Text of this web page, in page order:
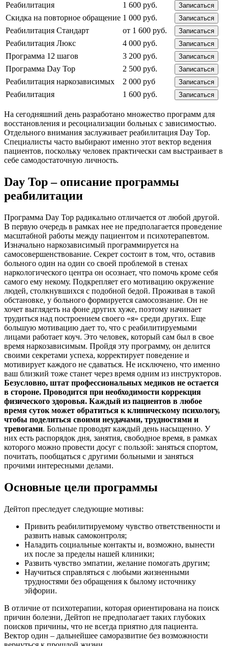
Реабилитация 1 600 руб. Записаться
Скидка на повторное обращение 1 000 руб. Записаться
Реабилитация Стандарт от 1 600 руб. Записаться
Реабилитация Люкс 4 000 руб. Записаться
Программа 12 шагов 3 200 руб. Записаться
Программа Day Top 2 500 руб. Записаться
Реабилитация наркозависимых 2 000 руб Записаться
Реабилитация 1 600 руб. Записаться
На сегодняшний день разработано множество программ для
восстановления и ресоциализации больных с зависимостью.
Отдельного внимания заслуживает реабилитация Day Top.
Специалисты часто выбирают именно этот вектор ведения
пациентов, поскольку человек практически сам выстраивает в
себе самодостаточную личность.
Day Top – описание программы
реабилитации
Программа Day Top радикально отличается от любой другой.
В первую очередь в рамках нее не предполагается проведение
масштабной работы между пациентом и психотерапевтом.
Изначально наркозависимый программируется на
самосовершенствование. Секрет состоит в том, что, оставив
больного один на один со своей проблемой в стенах
наркологического центра он осознает, что помочь кроме себя
самого ему некому. Подкрепляет его мотивацию окружение
людей, столкнувшихся с подобной бедой. Проживая в такой
обстановке, у больного формируется самосознание. Он не
хочет выглядеть на фоне других хуже, поэтому начинает
трудиться над построением своего «я» среди других. Еще
большую мотивацию дает то, что с реабилитируемыми
лицами работает коуч. Это человек, который сам был в свое
время наркозависимым. Пройдя эту программу, он делится
своими секретами успеха, корректирует поведение и
мотивирует каждого не сдаваться. Не исключено, что именно
ваш близкий тоже станет через время одним из инструкторов.
Безусловно, штат профессиональных медиков не остается
в стороне. Проводится при необходимости коррекция
физического здоровья. Каждый из пациентов в любое
время суток может обратиться к клиническому психологу,
чтобы поделиться своими неудачами, трудностями и
тревогами. Больные проводят каждый день насыщенно. У
них есть распорядок дня, занятия, свободное время, в рамках
которого можно провести досуг с пользой: заняться спортом,
почитать, пообщаться с другими больными и заняться
прочими интересными делами.
Основные цели программы
Дейтоп преследует следующие мотивы:
Привить реабилитируемому чувство ответственности и
развить навык самоконтроля;
Наладить социальные контакты и, возможно, вынести
их после за пределы нашей клиники;
Развить чувство эмпатии, желание помогать другим;
Научиться справляться с любыми жизненными
трудностями без обращения к былому источнику
эйфории.
В отличие от психотерапии, которая ориентирована на поиск
причин болезни, Дейтоп не предполагает таких глубоких
поисков причины, что не всегда приятно для пациента.
Вектор один – дальнейшее саморазвитие без возможности